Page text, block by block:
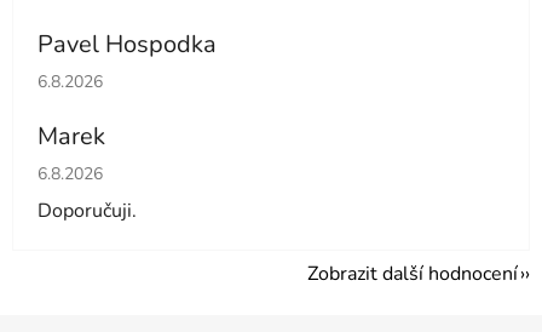
Pavel Hospodka
Hodnocení obchodu je 5 z 5 hvězdiček.
6.8.2026
Marek
Hodnocení obchodu je 4 z 5 hvězdiček.
6.8.2026
Doporučuji.
Zobrazit další hodnocení